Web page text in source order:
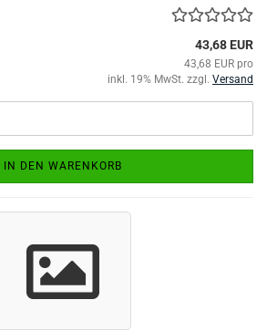
43,68 EUR
43,68 EUR pro
inkl. 19% MwSt. zzgl. Versand
IN DEN WARENKORB